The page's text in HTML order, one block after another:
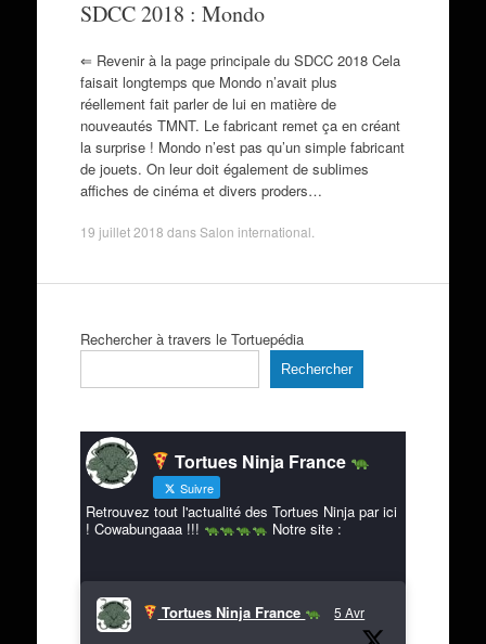
SDCC 2018 : Mondo
⇐ Revenir à la page principale du SDCC 2018 Cela
faisait longtemps que Mondo n’avait plus
réellement fait parler de lui en matière de
nouveautés TMNT. Le fabricant remet ça en créant
la surprise ! Mondo n’est pas qu’un simple fabricant
de jouets. On leur doit également de sublimes
affiches de cinéma et divers proders…
19 juillet 2018 dansSalon international
Rechercher à travers le Tortuepédia
Rechercher
Tortues Ninja France
Suivre
Retrouvez tout l'actualité des Tortues Ninja par ici
! Cowabungaaa !!!
Notre site :
Tortues Ninja France 5 Avr